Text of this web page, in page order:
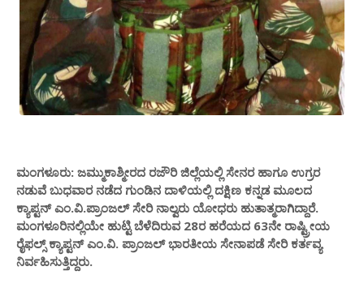
ಮಂಗಳೂರು: ಜಮ್ಮುಕಾಶ್ಮೀರದ ರಜೌರಿ ಜಿಲ್ಲೆಯಲ್ಲಿ ಸೇನರ ಹಾಗೂ ಉಗ್ರರ
ನಡುವೆ ಬುಧವಾರ ನಡೆದ ಗುಂಡಿನ ದಾಳಿಯಲ್ಲಿ ದಕ್ಷಿಣ ಕನ್ನಡ ಮೂಲದ
ಕ್ಯಾಪ್ಟನ್ ಎಂ.ವಿ.ಪ್ರಾಂಜಲ್ ಸೇರಿ ನಾಲ್ವರು ಯೋಧರು ಹುತಾತ್ಮರಾಗಿದ್ದಾರೆ.
ಮಂಗಳೂರಿನಲ್ಲಿಯೇ ಹುಟ್ಟಿ ಬೆಳೆದಿರುವ 28ರ ಹರೆಯದ 63ನೇ ರಾಷ್ಟ್ರೀಯ
ರೈಫಲ್ಸ್ ಕ್ಯಾಪ್ಟನ್ ಎಂ.ವಿ. ಪ್ರಾಂಜಲ್ ಭಾರತೀಯ ಸೇನಾಪಡೆ ಸೇರಿ ಕರ್ತವ್ಯ
ನಿರ್ವಹಿಸುತ್ತಿದ್ದರು.